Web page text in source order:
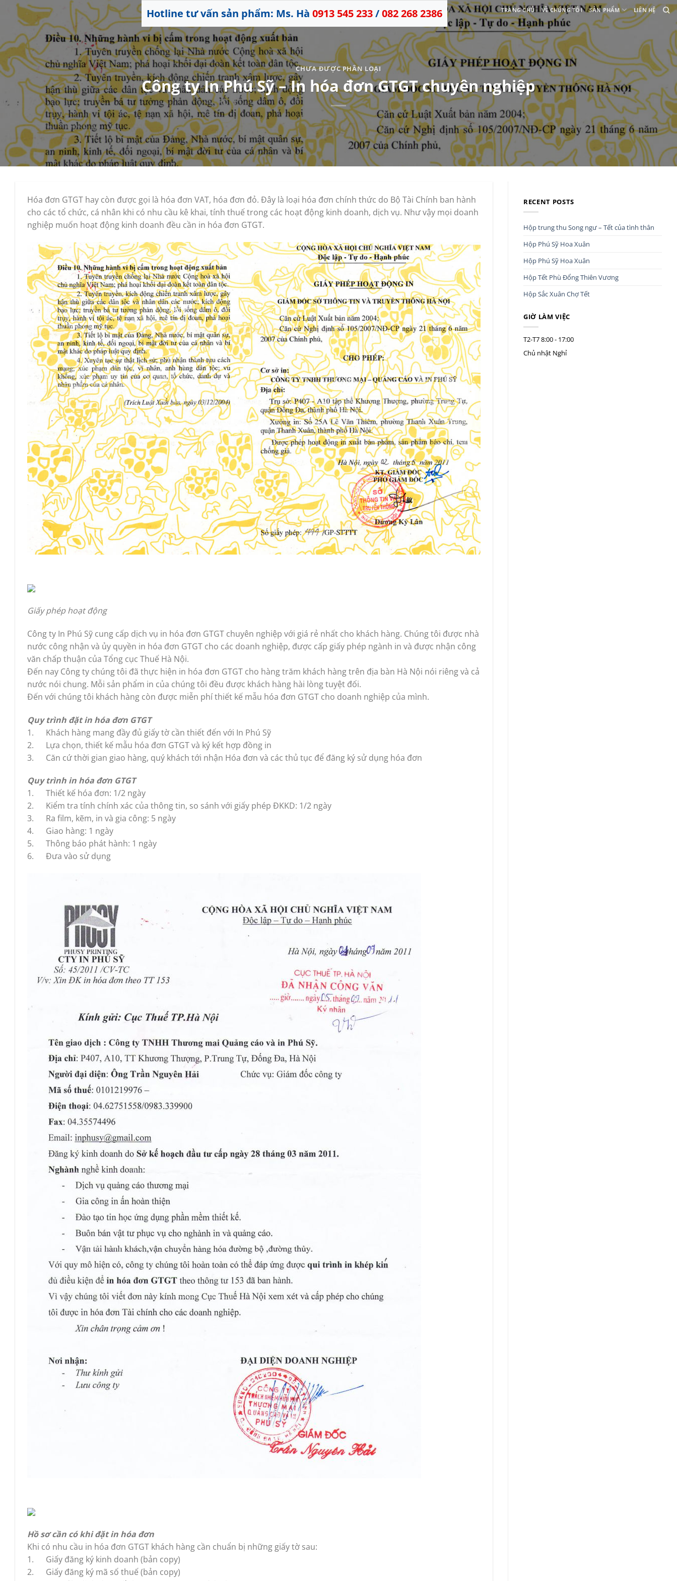
content
Hotline tư vấn sản phẩm: Ms. Hà 0913 545 233/082 268 2386 TRANG CHỦ VỀ CHÚNG TÔI SẢN PHẨM LIÊN HỆ
CHƯA ĐƯỢC PHÂN LOẠI
Công ty In Phú Sỹ – In hóa đơn GTGT chuyên nghiệp
Hóa đơn GTGT hay còn được gọi là hóa đơn VAT, hóa đơn đỏ. Đây là loại hóa đơn chính thức do Bộ Tài Chính ban hành
cho các tổ chức, cá nhân khi có nhu cầu kê khai, tính thuế trong các hoạt động kinh doanh, dịch vụ. Như vậy mọi doanh
nghiệp muốn hoạt động kinh doanh đều cần in hóa đơn GTGT.
Giấy phép hoạt động
Công ty In Phú Sỹ cung cấp dịch vụ in hóa đơn GTGT chuyên nghiệp với giá rẻ nhất cho khách hàng. Chúng tôi được nhà
nước công nhận và ủy quyền in hóa đơn GTGT cho các doanh nghiệp, được cấp giấy phép ngành in và được nhận công
văn chấp thuận của Tổng cục Thuế Hà Nội.
Đến nay Công ty chúng tôi đã thực hiện in hóa đơn GTGT cho hàng trăm khách hàng trên địa bàn Hà Nội nói riêng và cả
nước nói chung. Mỗi sản phẩm in của chúng tôi đều được khách hàng hài lòng tuyệt đối.
Đến với chúng tôi khách hàng còn được miễn phí thiết kế mẫu hóa đơn GTGT cho doanh nghiệp của mình.
Quy trình đặt in hóa đơn GTGT
1. Khách hàng mang đầy đủ giấy tờ cần thiết đến với In Phú Sỹ
2. Lựa chọn, thiết kế mẫu hóa đơn GTGT và ký kết hợp đồng in
3. Căn cứ thời gian giao hàng, quý khách tới nhận Hóa đơn và các thủ tục để đăng ký sử dụng hóa đơn
Quy trình in hóa đơn GTGT
1. Thiết kế hóa đơn: 1/2 ngày
2. Kiểm tra tính chính xác của thông tin, so sánh với giấy phép ĐKKD: 1/2 ngày
3. Ra film, kẽm, in và gia công: 5 ngày
4. Giao hàng: 1 ngày
5. Thông báo phát hành: 1 ngày
6. Đưa vào sử dụng
Hồ sơ cần có khi đặt in hóa đơn
Khi có nhu cầu in hóa đơn GTGT khách hàng cần chuẩn bị những giấy tờ sau:
1. Giấy đăng ký kinh doanh (bản copy)
2. Giấy đăng ký mã số thuế (bản copy)
RECENT POSTS
Hộp trung thu Song ngư – Tết của tình thân
Hộp Phú Sỹ Hoa Xuân
Hộp Phú Sỹ Hoa Xuân
Hộp Tết Phù Đổng Thiên Vương
Hộp Sắc Xuân Chợ Tết
GIỜ LÀM VIỆC
T2-T78:00 - 17:00
Chủ nhật Nghỉ